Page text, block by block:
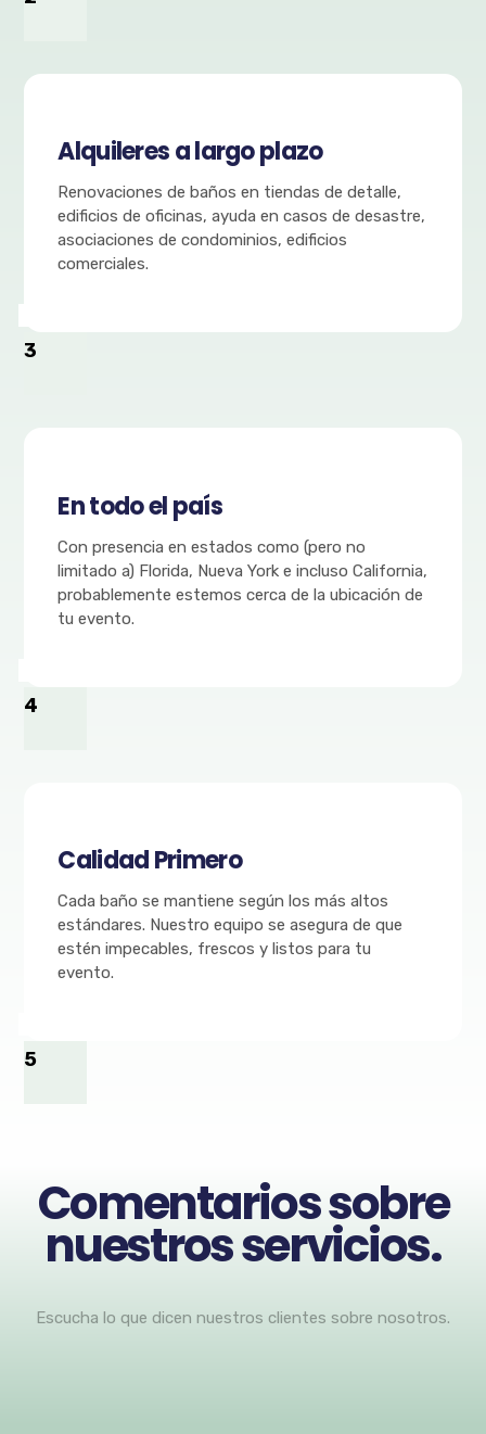
Alquileres a largo plazo
Renovaciones de baños en tiendas de detalle,
edificios de oficinas, ayuda en casos de desastre,
asociaciones de condominios, edificios
comerciales.
3
En todo el país
Con presencia en estados como (pero no
limitado a) Florida, Nueva York e incluso California,
probablemente estemos cerca de la ubicación de
tu evento.
4
Calidad Primero
Cada baño se mantiene según los más altos
estándares. Nuestro equipo se asegura de que
estén impecables, frescos y listos para tu
evento.
5
Comentarios sobre
nuestros servicios.
Escucha lo que dicen nuestros clientes sobre nosotros.